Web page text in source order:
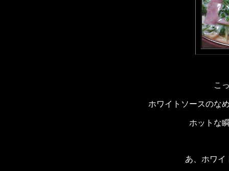
こ
ホワイトソースのな
ホットな
あ、ホワイ